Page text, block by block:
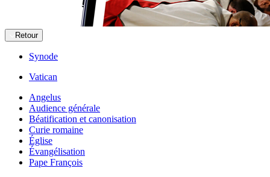
Retour
Synode
Vatican
Angelus
Audience générale
Béatification et canonisation
Curie romaine
Église
Évangélisation
Pape François